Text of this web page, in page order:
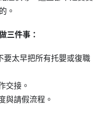
。
三件事：
要太早把所有托嬰或復職
交接。
與請假流程。